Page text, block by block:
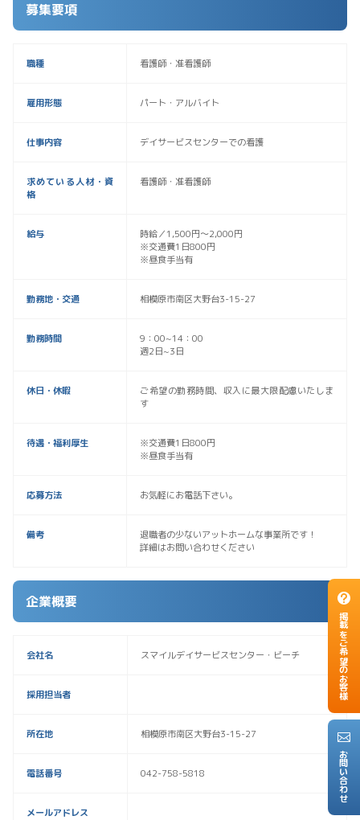
掲載をご希望のお客様
お問い合わせ
募集要項
職種 看護師・准看護師
雇用形態 パート・アルバイト
仕事内容 デイサービスセンターでの看護
求めている人材・資
格
看護師・准看護師
給与
時給／1,500円〜2,000円
※交通費1日800円
※昼食手当有
勤務地・交通 相模原市南区大野台3-15-27
勤務時間
9：00~14：00
週2日~3日
休日・休暇
ご希望の勤務時間、収入に最大限配慮いたしま
す
待遇・福利厚生
※交通費1日800円
※昼食手当有
応募方法 お気軽にお電話下さい。
備考
退職者の少ないアットホームな事業所です！
詳細はお問い合わせください
企業概要
会社名 スマイルデイサービスセンター・ビーチ
採用担当者
所在地 相模原市南区大野台3-15-27
電話番号 042-758-5818
メールアドレス